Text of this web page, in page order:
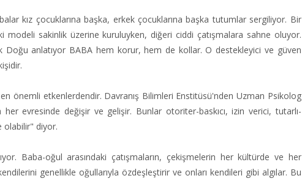
kız çocuklarına başka, erkek çocuklarına başka tutumlar sergiliyor. Bir
modeli sakinlik üzerine kuruluyken, diğeri ciddi çatışmalara sahne oluyor.
Doğu anlatıyor BABA hem korur, hem de kollar. O destekleyici ve güven
önemli etkenlerdendir. Davranış Bilimleri Enstitüsü'nden Uzman Psikolog
evresinde değişir ve gelişir. Bunlar otoriter-baskıcı, izin verici, tutarlı-
olabilir" diyor.
Baba-oğul arasındaki çatışmaların, çekişmelerin her kültürde ve her
genellikle oğullarıyla özdeşleştirir ve onları kendileri gibi algılar. Bu